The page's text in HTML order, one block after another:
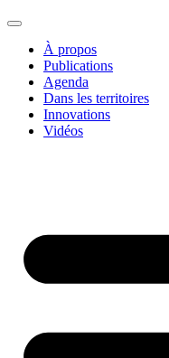
À propos
Publications
Agenda
Dans les territoires
Innovations
Vidéos